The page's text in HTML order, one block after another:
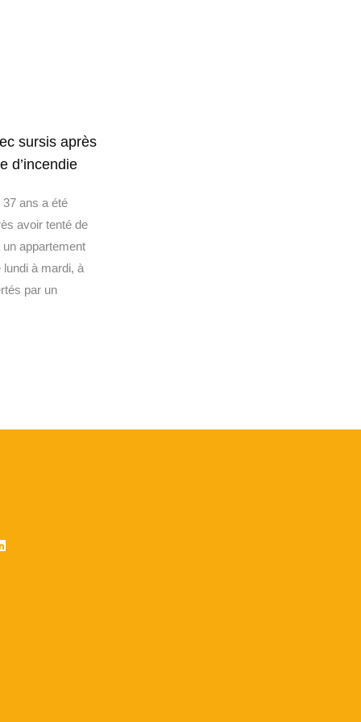
sursis après
d’incendie
ans a été
avoir tenté de
appartement
lundi à mardi, à
par un